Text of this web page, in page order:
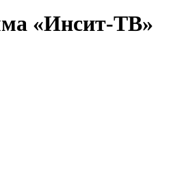
«Инсит-ТВ»